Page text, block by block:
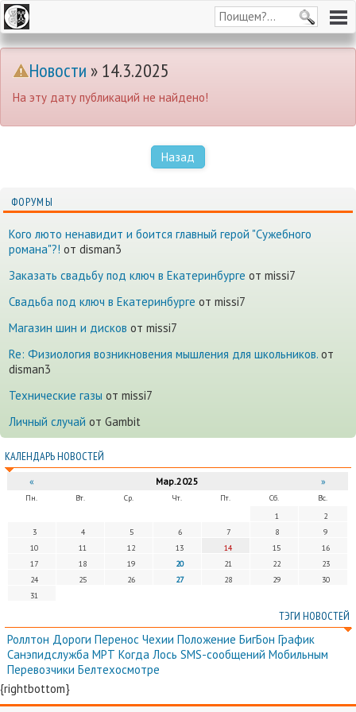
Новости» 14.3.2025
На эту дату публикаций не найдено!
Назад
ФОРУМЫ
Кого люто ненавидит и боится главный герой "Сужебного
романа"?! от disman3
Заказать свадьбу под ключ в Екатеринбурге от missi7
Cвадьба под ключ в Екатеринбурге от missi7
Магазин шин и дисков от missi7
Re: Физиология возникновения мышления для школьников. от
disman3
Технические газы от missi7
Личный случай от Gambit
КАЛЕНДАРЬ НОВОСТЕЙ
« Мар.2025 »
Пн. Вт. Ср. Чт. Пт. Сб.
Вс.
1
2
3
4 5 6 7 8
9
10
11 12 13 14 15
16
17
18 19 20 21 22
23
24
25 26 27 28 29
30
31
ТЭГИ НОВОСТЕЙ
Роллтон Дороги Перенос Чехии Положение БигБон График
Санэпидслужба МРТ Когда Лось SMS-сообщений Мобильным
Перевозчики Белтехосмотре
{rightbottom}